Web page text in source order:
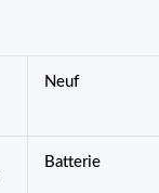
Neuf
Batterie